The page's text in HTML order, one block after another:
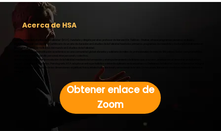
Acerca de HSA
La Academia de Estudios de la Felicidad (HSA), fundada y dirigida por el ex profesor de Harvard Dr. Tal Ben-Shahar, ofrece programas pioneros en línea y
multilingües que van desde el Certificado de un año de duración en Estudios de la Felicidad hasta los primeros programas de maestría y doctorado totalmente en
línea y totalmente acreditados del mundo en Estudios de la Felicidad.
HSA es más que una institución académica: es una comunidad global vibrante y solidaria de miles de profesionales de más de 100 países, todos comprometidos
con el avance del desarrollo personal, interpersonal y colectivo.
Nuestra misión es liderar la revolución de la felicidad mediante la formación y el empoderamiento de líderes que, a su vez, promueven el bienestar en individuos,
organizaciones y sociedades. Para lograrlo, HSA adopta un enfoque holístico e interdisciplinario en la enseñanza. Definimos la felicidad como el bienestar integral
de la persona: la integración de las dimensiones espiritual, física, intelectual, relacional y emocional de la vida. En resumen, llamamos a esta experiencia bienestar
Obtener enlace de
Zoom